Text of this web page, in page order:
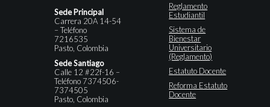
Sede Principal
Carrera 20A 14-54
– Teléfono
7216535
Pasto, Colombia
Sede Santiago
Calle 12 #22f-16 –
Teléfono 7374506-
7374505
Pasto, Colombia
Reglamento
Estudiantil
Sistema de
Bienestar
Universitario
(Reglamento)
Estatuto Docente
Reforma Estatuto
Docente